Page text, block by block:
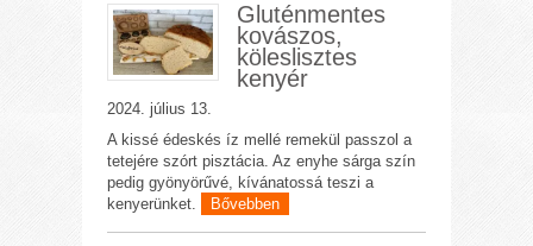
Gluténmentes
kovászos,
köleslisztes
kenyér
2024. július 13.
A kissé édeskés íz mellé remekül passzol a
tetejére szórt pisztácia. Az enyhe sárga szín
pedig gyönyörűvé, kívánatossá teszi a
kenyerünket.
Bővebben